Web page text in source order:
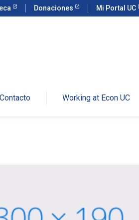
Donaciones Mi Portal UC
Contacto Working at Econ UC